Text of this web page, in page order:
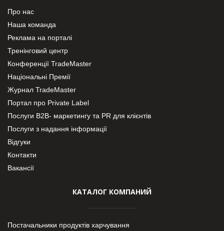
Про нас
Наша команда
Реклама на порталі
Тренінговий центр
Конференції TradeMaster
Національні Премії
Журнал TradeMaster
Портал про Private Label
Послуги В2В- маркетингу та PR для клієнтів
Послуги з надання інформації
Відгуки
Контакти
Вакансії
КАТАЛОГ КОМПАНИЙ
Постачальники продуктів харчування